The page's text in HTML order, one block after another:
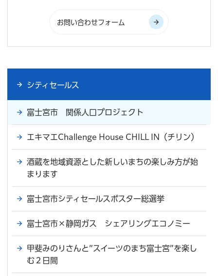
シティセールス
富士宮市 関係人口プロジェクト
エキマエChallenge House CHILL IN（チリン）
酒蔵を地域資源とした新しいまちの楽しみ方が始
まります
富士宮市シティセールスポスター総選挙
富士宮市×静岡ガス シェアリングエコノミー
甲斐みのりさんと”スイーツのまち富士宮”を楽し
む２日間